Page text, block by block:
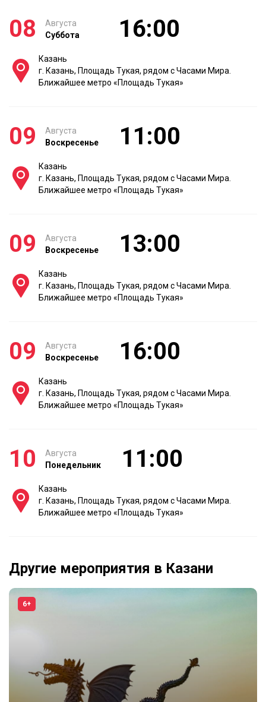
08
Августа
Суббота
16:00
Казань
г. Казань, Площадь Тукая, рядом с Часами Мира.
Ближайшее метро «Площадь Тукая»
09
Августа
Воскресенье
11:00
Казань
г. Казань, Площадь Тукая, рядом с Часами Мира.
Ближайшее метро «Площадь Тукая»
09
Августа
Воскресенье
13:00
Казань
г. Казань, Площадь Тукая, рядом с Часами Мира.
Ближайшее метро «Площадь Тукая»
09
Августа
Воскресенье
16:00
Казань
г. Казань, Площадь Тукая, рядом с Часами Мира.
Ближайшее метро «Площадь Тукая»
10
Августа
Понедельник
11:00
Казань
г. Казань, Площадь Тукая, рядом с Часами Мира.
Ближайшее метро «Площадь Тукая»
Другие мероприятия в Казани
6+